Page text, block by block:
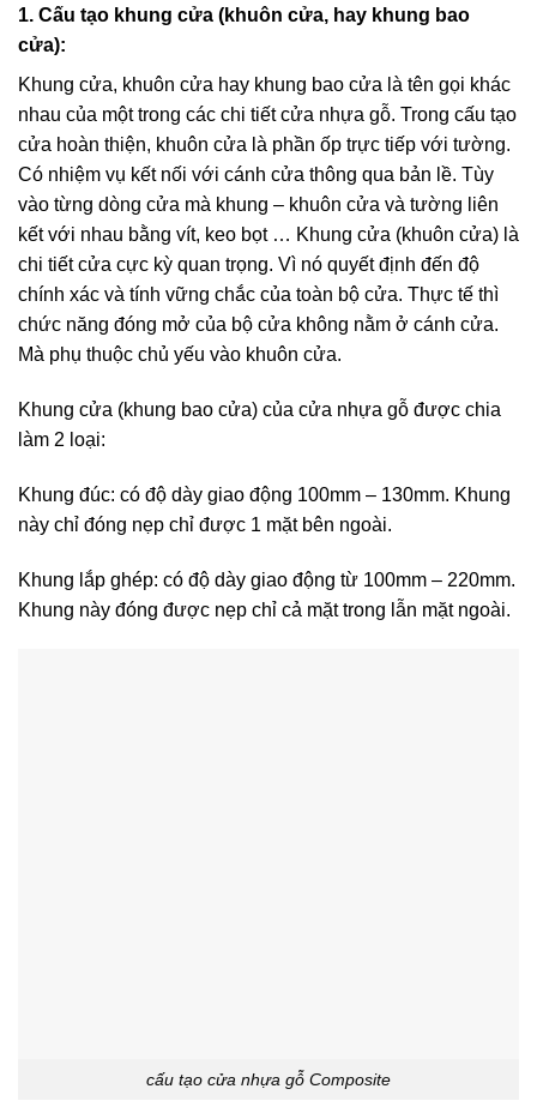
1. Cấu tạo khung cửa (khuôn cửa, hay khung bao
cửa):
Khung cửa, khuôn cửa hay khung bao cửa là tên gọi khác
nhau của một trong các chi tiết cửa nhựa gỗ. Trong cấu tạo
cửa hoàn thiện, khuôn cửa là phần ốp trực tiếp với tường.
Có nhiệm vụ kết nối với cánh cửa thông qua bản lề. Tùy
vào từng dòng cửa mà khung – khuôn cửa và tường liên
kết với nhau bằng vít, keo bọt … Khung cửa (khuôn cửa) là
chi tiết cửa cực kỳ quan trọng. Vì nó quyết định đến độ
chính xác và tính vững chắc của toàn bộ cửa. Thực tế thì
chức năng đóng mở của bộ cửa không nằm ở cánh cửa.
Mà phụ thuộc chủ yếu vào khuôn cửa.
Khung cửa (khung bao cửa) của cửa nhựa gỗ được chia
làm 2 loại:
Khung đúc: có độ dày giao động 100mm – 130mm. Khung
này chỉ đóng nẹp chỉ được 1 mặt bên ngoài.
Khung lắp ghép: có độ dày giao động từ 100mm – 220mm.
Khung này đóng được nẹp chỉ cả mặt trong lẫn mặt ngoài.
cấu tạo cửa nhựa gỗ Composite